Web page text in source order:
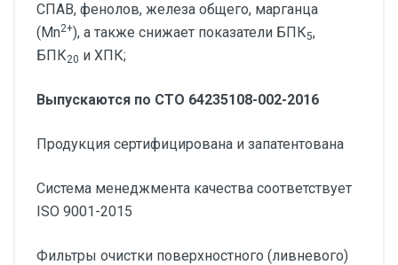
СПАВ, фенолов, железа общего, марганца
(Mn2+), а также снижает показатели БПК5,
БПК20 и ХПК;
Выпускаются по СТО 64235108-002-2016
Продукция сертифицирована и запатентована
Система менеджмента качества соответствует
ISO 9001-2015
Фильтры очистки поверхностного (ливневого)